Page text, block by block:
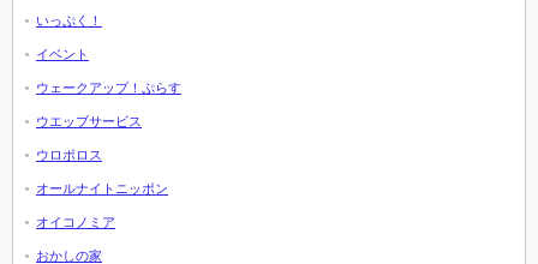
いっぷく！
イベント
ウェークアップ！ぷらす
ウエッブサービス
ウロボロス
オールナイトニッポン
オイコノミア
おかしの家